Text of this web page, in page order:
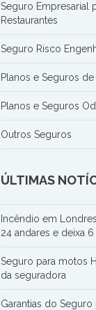
Seguro Empresarial
Restaurantes
Seguro Risco
Planos e Seguros de
Planos e Seguros
Outros Seguros
ÚLTIMAS
Incêndio em
24 andares e deixa
Seguro para motos
da seguradora
Garantias do Seguro